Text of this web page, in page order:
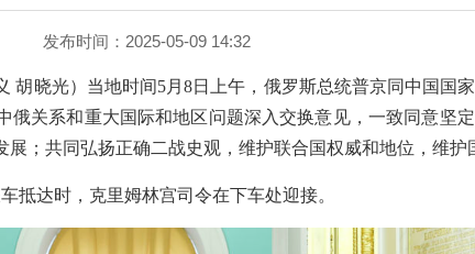
发布时间：2025-05-09 14:32
胡晓光）当地时间5月8日上午，俄罗斯总统普京同中国国
俄关系和重大国际和地区问题深入交换意见，一致同意坚
；共同弘扬正确二战史观，维护联合国权威和地位，维护
抵达时，克里姆林宫司令在下车处迎接。